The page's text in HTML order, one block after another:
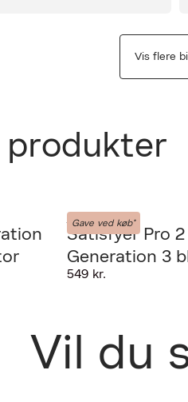
Vis flere
produkter
Gave ved køb*
Satisfyer
Satisfyer Pro 2
Generation 3
lufttryksvibrator
549 kr.
Vil du
30
PRODUKTET